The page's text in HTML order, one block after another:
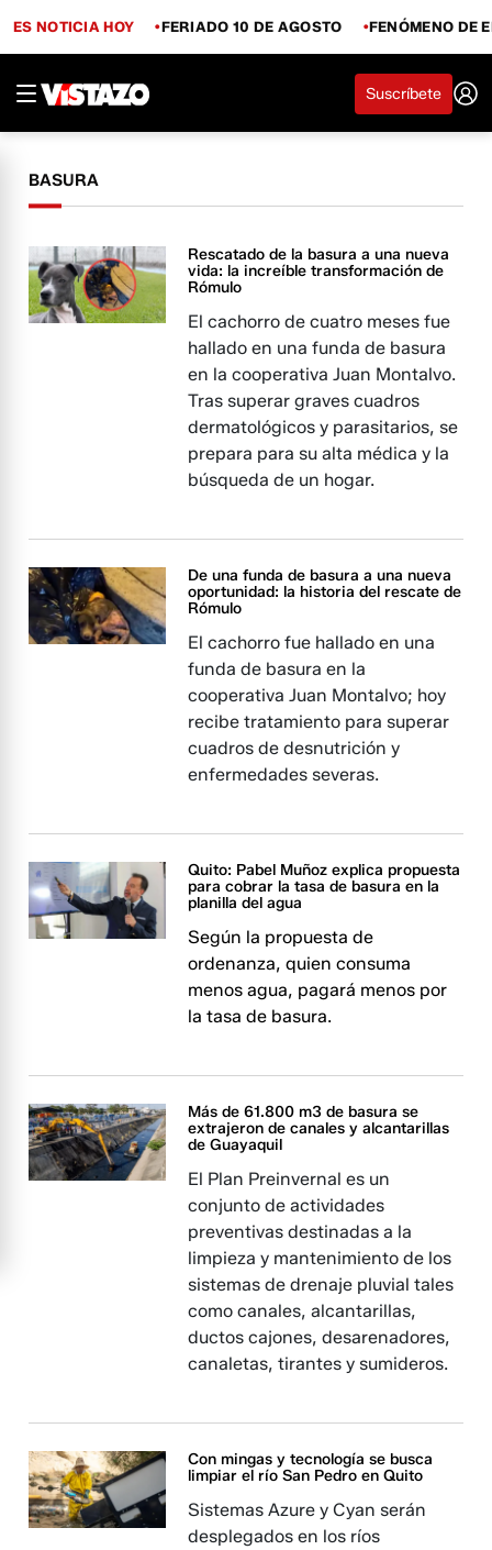
ES NOTICIA HOY FERIADO 10 DE AGOSTO FENÓMENO DE
Suscríbete
BASURA
Rescatado de la basura a una nueva
vida: la increíble transformación de
Rómulo
El cachorro de cuatro meses fue
hallado en una funda de basura
en la cooperativa Juan Montalvo.
Tras superar graves cuadros
dermatológicos y parasitarios, se
prepara para su alta médica y la
búsqueda de un hogar.
De una funda de basura a una nueva
oportunidad: la historia del rescate de
Rómulo
El cachorro fue hallado en una
funda de basura en la
cooperativa Juan Montalvo; hoy
recibe tratamiento para superar
cuadros de desnutrición y
enfermedades severas.
Quito: Pabel Muñoz explica propuesta
para cobrar la tasa de basura en la
planilla del agua
Según la propuesta de
ordenanza, quien consuma
menos agua, pagará menos por
la tasa de basura.
Más de 61.800 m3 de basura se
extrajeron de canales y alcantarillas
de Guayaquil
El Plan Preinvernal es un
conjunto de actividades
preventivas destinadas a la
limpieza y mantenimiento de los
sistemas de drenaje pluvial tales
como canales, alcantarillas,
ductos cajones, desarenadores,
canaletas, tirantes y sumideros.
Con mingas y tecnología se busca
limpiar el río San Pedro en Quito
Sistemas Azure y Cyan serán
desplegados en los ríos